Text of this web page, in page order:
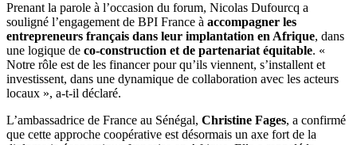
Prenant la parole à l’occasion du forum, Nicolas Dufourcq a
souligné l’engagement de BPI France à accompagner les
entrepreneurs français dans leur implantation en Afrique, dans
une logique de co-construction et de partenariat équitable. «
Notre rôle est de les financer pour qu’ils viennent, s’installent et
investissent, dans une dynamique de collaboration avec les acteurs
locaux », a-t-il déclaré.
L’ambassadrice de France au Sénégal, Christine Fages, a confirmé
que cette approche coopérative est désormais un axe fort de la